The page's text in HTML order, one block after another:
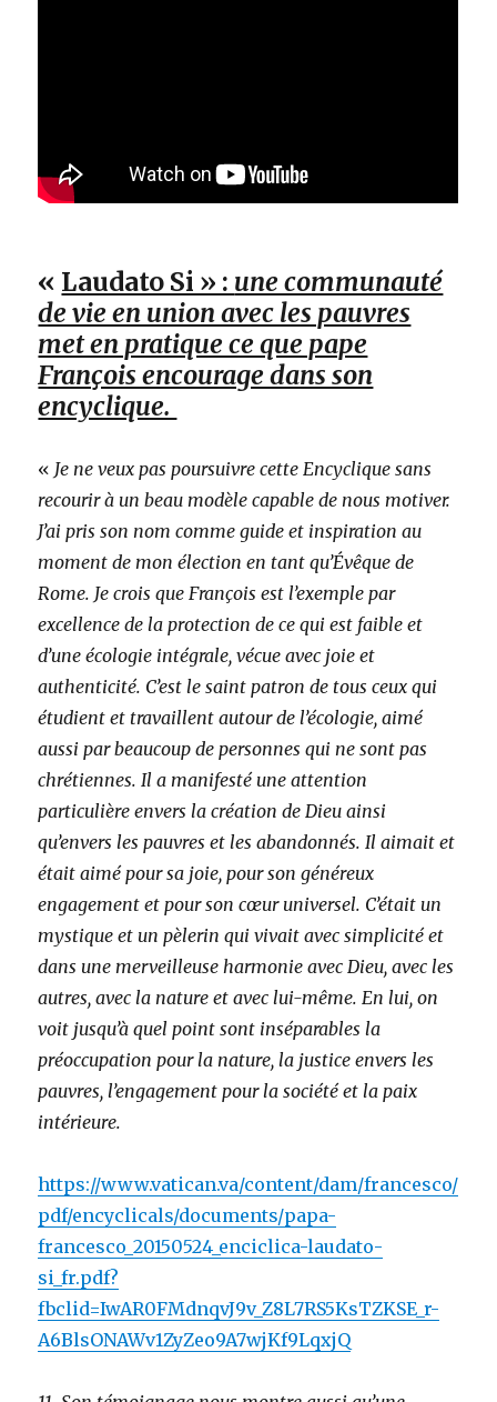
« Laudato Si » : une communauté
de vie en union avec les pauvres
met en pratique ce que pape
François encourage dans son
encyclique.
« Je ne veux pas poursuivre cette Encyclique sans
recourir à un beau modèle capable de nous motiver.
J’ai pris son nom comme guide et inspiration au
moment de mon élection en tant qu’Évêque de
Rome. Je crois que François est l’exemple par
excellence de la protection de ce qui est faible et
d’une écologie intégrale, vécue avec joie et
authenticité. C’est le saint patron de tous ceux qui
étudient et travaillent autour de l’écologie, aimé
aussi par beaucoup de personnes qui ne sont pas
chrétiennes. Il a manifesté une attention
particulière envers la création de Dieu ainsi
qu’envers les pauvres et les abandonnés. Il aimait et
était aimé pour sa joie, pour son généreux
engagement et pour son cœur universel. C’était un
mystique et un pèlerin qui vivait avec simplicité et
dans une merveilleuse harmonie avec Dieu, avec les
autres, avec la nature et avec lui-même. En lui, on
voit jusqu’à quel point sont inséparables la
préoccupation pour la nature, la justice envers les
pauvres, l’engagement pour la société et la paix
intérieure.
https://www.vatican.va/content/dam/francesco/
pdf/encyclicals/documents/papa-
francesco_20150524_enciclica-laudato-
si_fr.pdf?
fbclid=IwAR0FMdnqvJ9v_Z8L7RS5KsTZKSE_r-
A6BlsONAWv1ZyZeo9A7wjKf9LqxjQ